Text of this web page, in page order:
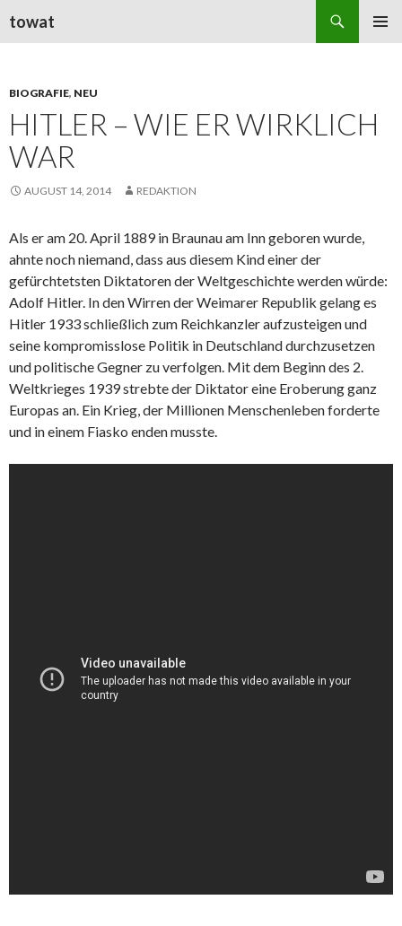
towat
BIOGRAFIE, NEU
HITLER – WIE ER WIRKLICH
WAR
AUGUST 14, 2014 REDAKTION
Als er am 20. April 1889 in Braunau am Inn geboren wurde,
ahnte noch niemand, dass aus diesem Kind einer der
gefürchtetsten Diktatoren der Weltgeschichte werden würde:
Adolf Hitler. In den Wirren der Weimarer Republik gelang es
Hitler 1933 schließlich zum Reichkanzler aufzusteigen und
seine kompromisslose Politik in Deutschland durchzusetzen
und politische Gegner zu verfolgen. Mit dem Beginn des 2.
Weltkrieges 1939 strebte der Diktator eine Eroberung ganz
Europas an. Ein Krieg, der Millionen Menschenleben forderte
und in einem Fiasko enden musste.